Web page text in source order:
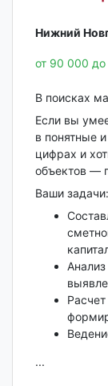
Нижний
от 90 000
В поисках
Если вы
в понятные
цифрах и
объектов —
Ваши задачи:
...